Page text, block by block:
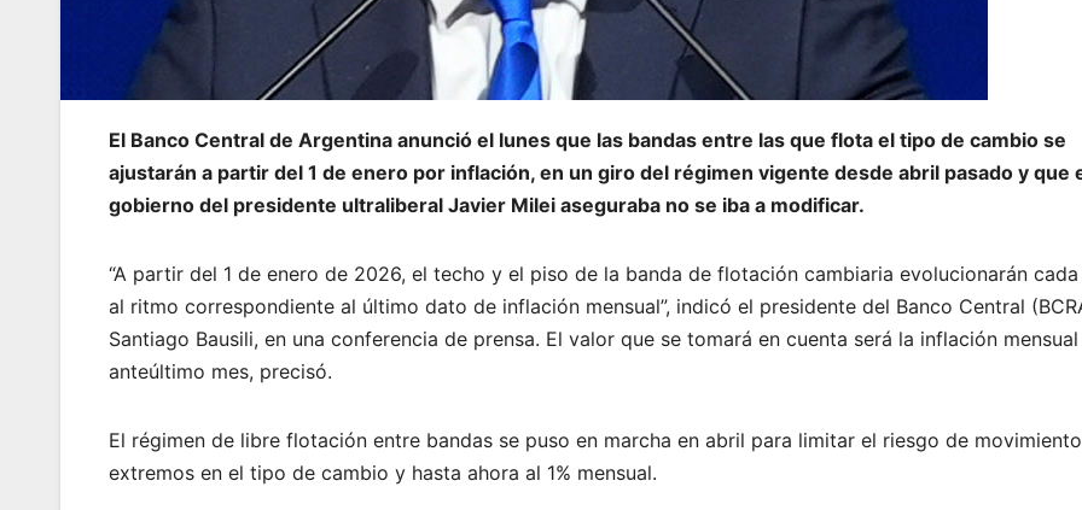
El Banco Central de Argentina anunció el lunes que las bandas entre las que flota el tipo de cambio se
ajustarán a partir del 1 de enero por inflación, en un giro del régimen vigente desde abril pasado y que
gobierno del presidente ultraliberal Javier Milei aseguraba no se iba a modificar.
“A partir del 1 de enero de 2026, el techo y el piso de la banda de flotación cambiaria evolucionarán cada
al ritmo correspondiente al último dato de inflación mensual”, indicó el presidente del Banco Central
Santiago Bausili, en una conferencia de prensa. El valor que se tomará en cuenta será la inflación
anteúltimo mes, precisó.
El régimen de libre flotación entre bandas se puso en marcha en abril para limitar el riesgo de
extremos en el tipo de cambio y hasta ahora al 1% mensual.